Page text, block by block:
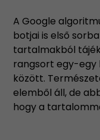
A Google
botjai is első
tartalmakból
rangsort egy-egy
között.
elemből áll, de
hogy a